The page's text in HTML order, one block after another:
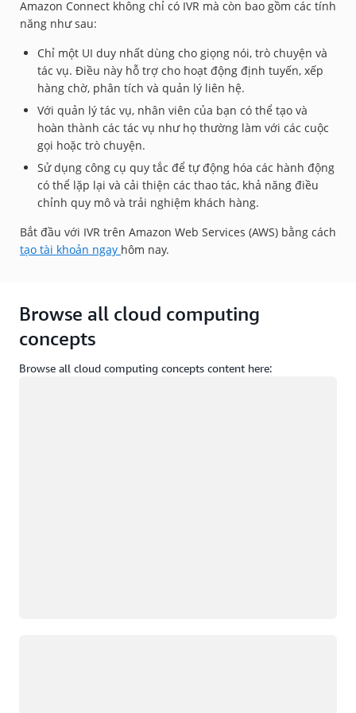
Amazon Connect không chỉ có IVR mà còn bao gồm các tính
năng như sau:
Chỉ một UI duy nhất dùng cho giọng nói, trò chuyện và
tác vụ. Điều này hỗ trợ cho hoạt động định tuyến, xếp
hàng chờ, phân tích và quản lý liên hệ.
Với quản lý tác vụ, nhân viên của bạn có thể tạo và
hoàn thành các tác vụ như họ thường làm với các cuộc
gọi hoặc trò chuyện.
Sử dụng công cụ quy tắc để tự động hóa các hành động
có thể lặp lại và cải thiện các thao tác, khả năng điều
chỉnh quy mô và trải nghiệm khách hàng.
Bắt đầu với IVR trên Amazon Web Services (AWS) bằng cách
tạo tài khoản ngay hôm nay.
Browse all cloud computing
concepts
Browse all cloud computing concepts content here: